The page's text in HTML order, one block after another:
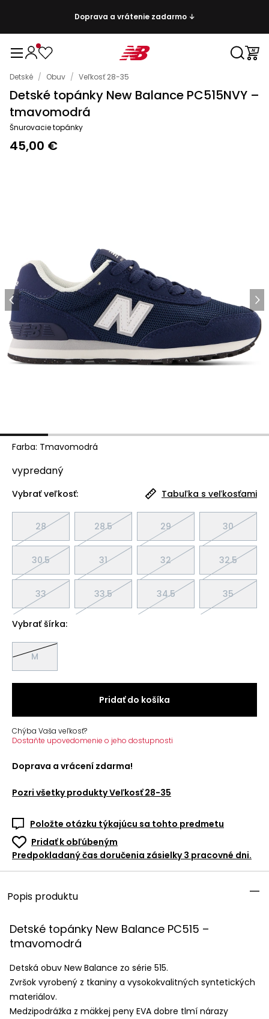
Doprava a vrátenie zadarmo ↓
Detské / Obuv / Veľkosť 28-35
Detské topánky New Balance PC515NVY –
tmavomodrá
Šnurovacie topánky
45,00 €
Farba: Tmavomodrá
vypredaný
Vybrať veľkosť: Tabuľka s veľkosťami
28 28.5 29 30
30.5 31 32 32.5
33 33.5 34.5 35
Vybrať šírka:
M
Pridať do košíka
Chýba Vaša veľkosť?
Dostaňte upovedomenie o jeho dostupnosti
Doprava a vrácení zdarma!
Pozri všetky produktyVeľkosť 28-35
Položte otázku týkajúcu sa tohto predmetu
Pridať k obľúbeným
Predpokladaný čas doručenia zásielky 3 pracovné dni.
Popis produktu
Detské topánky New Balance PC515 –
tmavomodrá
Detská obuv New Balance zo série 515.
Zvršok vyrobený z tkaniny a vysokokvalitných syntetických
materiálov.
Medzipodrážka z mäkkej peny EVA dobre tlmí nárazy